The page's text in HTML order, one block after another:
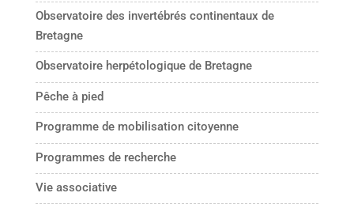
Observatoire des invertébrés continentaux de
Bretagne
Observatoire herpétologique de Bretagne
Pêche à pied
Programme de mobilisation citoyenne
Programmes de recherche
Vie associative